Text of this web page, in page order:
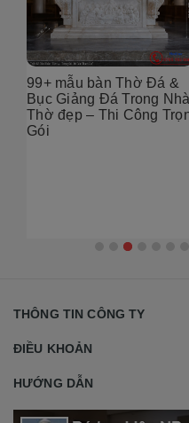
99+ mẫu bàn Thờ Đá &
Bục Giảng Đá Trong Nhà
Thờ đẹp – Thi Công
Gói
THÔNG TIN CÔNG TY
ĐIỀU KHOẢN
HƯỚNG DẪN